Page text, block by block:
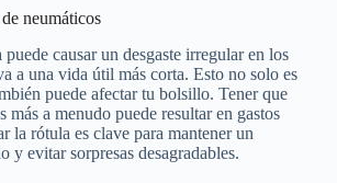
neumáticos
causar un desgaste irregular en los
a una vida útil más corta. Esto no solo es
puede afectar tu bolsillo. Tener que
más a menudo puede resultar en gastos
la rótula es clave para mantener un
y evitar sorpresas desagradables.